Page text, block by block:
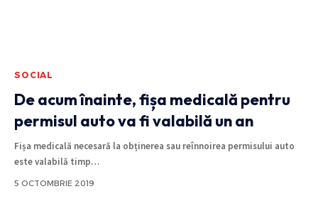
SOCIAL
De acum înainte, fișa medicală pentru
permisul auto va fi valabilă un an
Fișa medicală necesară la obținerea sau reînnoirea permisului auto
este valabilă timp…
5 OCTOMBRIE 2019